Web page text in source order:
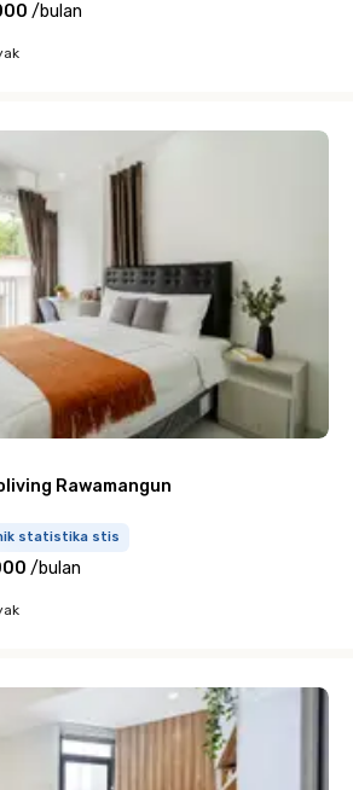
/bulan
Rawamangun
statistika stis
/bulan